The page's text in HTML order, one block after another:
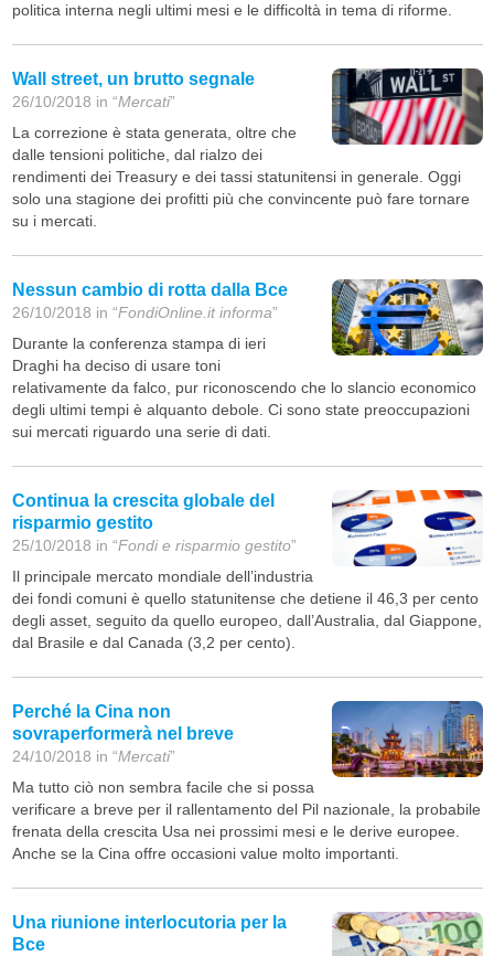
politica interna negli ultimi mesi e le difficoltà in tema di riforme.
Wall street, un brutto segnale
26/10/2018 in “Mercati”
La correzione è stata generata, oltre che
dalle tensioni politiche, dal rialzo dei
rendimenti dei Treasury e dei tassi statunitensi in generale. Oggi
solo una stagione dei profitti più che convincente può fare tornare
su i mercati.
Nessun cambio di rotta dalla Bce
26/10/2018 in “FondiOnline.it informa”
Durante la conferenza stampa di ieri
Draghi ha deciso di usare toni
relativamente da falco, pur riconoscendo che lo slancio economico
degli ultimi tempi è alquanto debole. Ci sono state preoccupazioni
sui mercati riguardo una serie di dati.
Continua la crescita globale del
risparmio gestito
25/10/2018 in “Fondi e risparmio gestito”
Il principale mercato mondiale dell’industria
dei fondi comuni è quello statunitense che detiene il 46,3 per cento
degli asset, seguito da quello europeo, dall’Australia, dal Giappone,
dal Brasile e dal Canada (3,2 per cento).
Perché la Cina non
sovraperformerà nel breve
24/10/2018 in “Mercati”
Ma tutto ciò non sembra facile che si possa
verificare a breve per il rallentamento del Pil nazionale, la probabile
frenata della crescita Usa nei prossimi mesi e le derive europee.
Anche se la Cina offre occasioni value molto importanti.
Una riunione interlocutoria per la
Bce